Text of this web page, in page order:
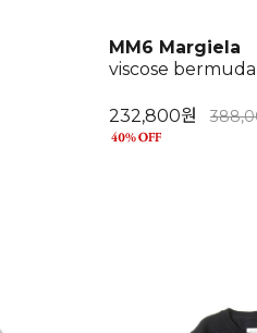
MM6 Margiela
viscose bermuda
232,800원